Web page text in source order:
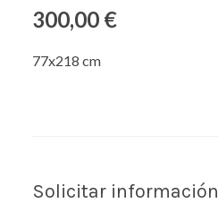
300,00 €
77x218 cm
Solicitar información